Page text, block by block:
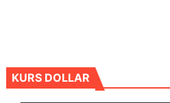
KURS DOLLAR